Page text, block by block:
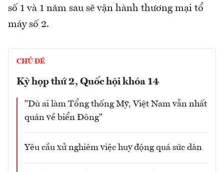
số 1 và 1 năm sau sẽ vận hành thương mại tổ
máy số 2.
CHỦ ĐỀ
Kỳ họp thứ 2, Quốc hội khóa 14
"Dù ai làm Tổng thống Mỹ, Việt Nam vẫn nhất
quán về biển Đông"
Yêu cầu xử nghiêm việc huy động quá sức dân